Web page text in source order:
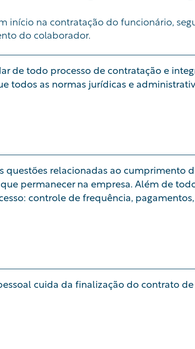
início na contratação do funcionário,
do colaborador.
de todo processo de contratação e
todos as normas jurídicas e
questões relacionadas ao cumprimento
permanecer na empresa. Além de
controle de frequência,
cuida da finalização do contrato